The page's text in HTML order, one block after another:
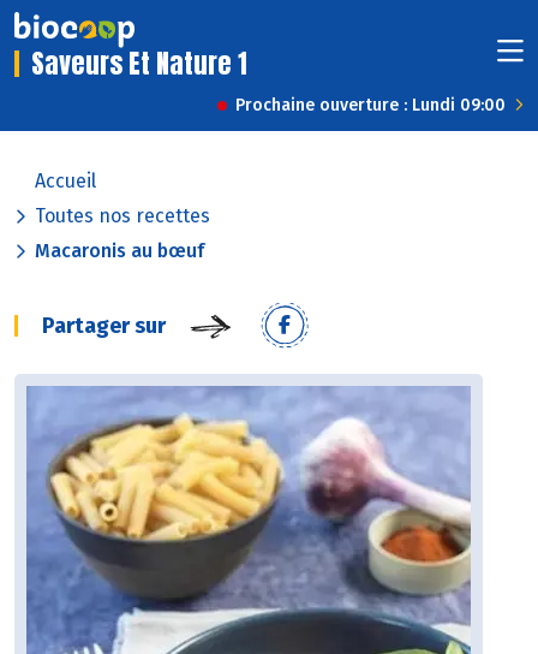
Saveurs Et Nature 1
Prochaine ouverture : Lundi 09:00
Accueil
Toutes nos recettes
Macaronis au bœuf
Partager sur